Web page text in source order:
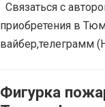
Связаться с
приобретения в
вайбер,телеграмм
Фигурка